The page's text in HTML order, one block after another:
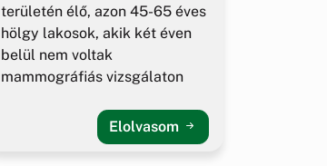
területén élő, azon 45-65 éves
hölgy lakosok, akik két éven
belül nem voltak
mammográfiás vizsgálaton
Elolvasom